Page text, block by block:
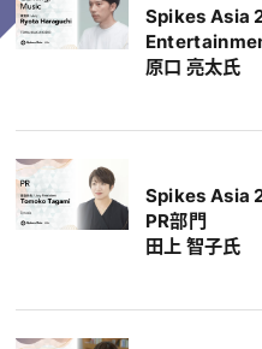
Spikes Asia
原口 亮太氏
Spikes Asia
PR部門
田上 智子氏